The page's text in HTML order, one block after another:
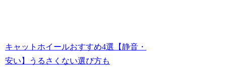
キャットホイールおすすめ4選【静音・
安い】うるさくない選び方も